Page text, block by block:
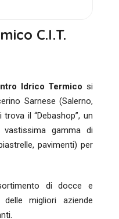
C.I.T.
Idrico Termico si
Sarnese (Salerno,
il “Debashop”, un
gamma di
pavimenti) per
di docce e
migliori aziende